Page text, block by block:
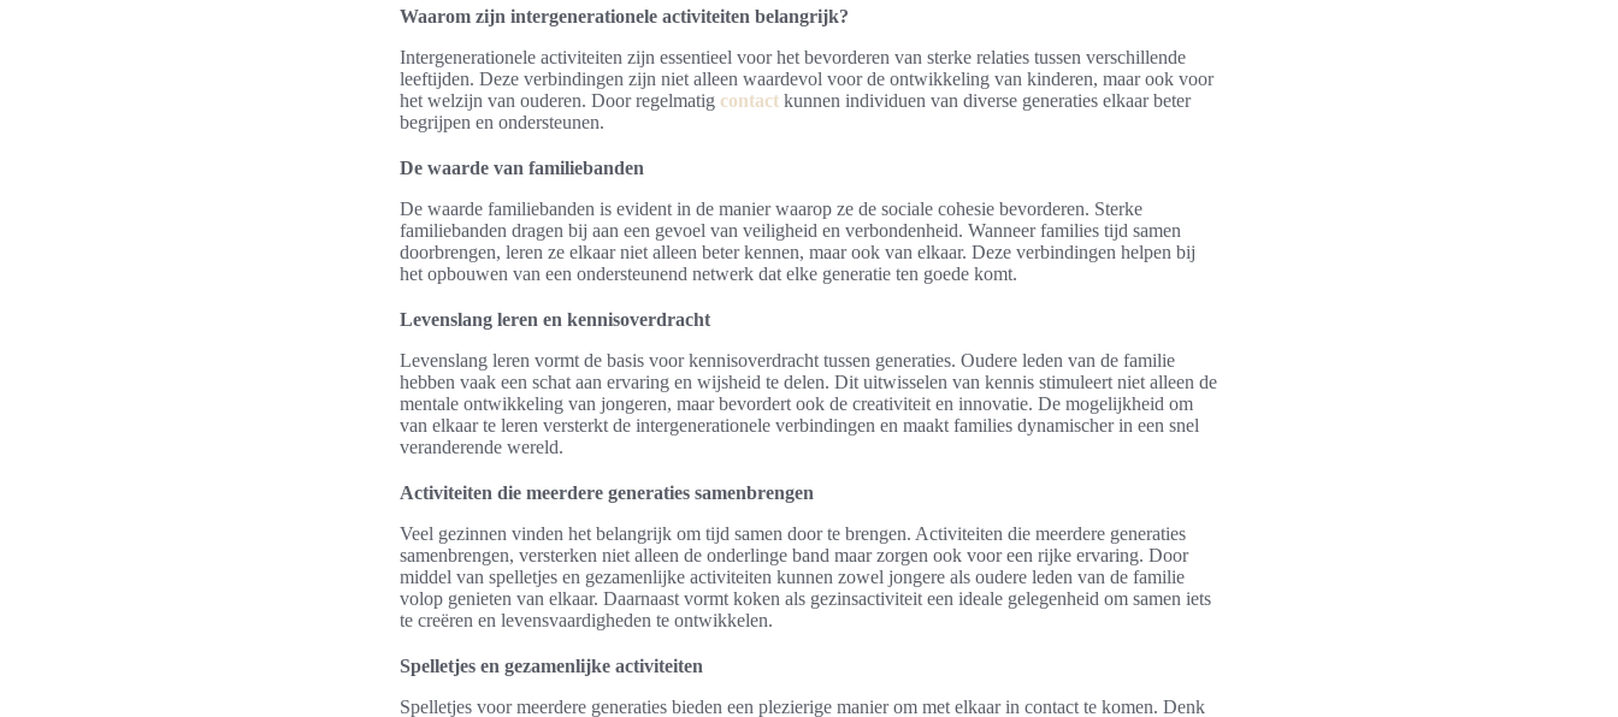
Waarom zijn intergenerationele activiteiten belangrijk?
Intergenerationele activiteiten zijn essentieel voor het bevorderen van sterke relaties tussen verschillende
leeftijden. Deze verbindingen zijn niet alleen waardevol voor de ontwikkeling van kinderen, maar ook voor
het welzijn van ouderen. Door regelmatig contact kunnen individuen van diverse generaties elkaar beter
begrijpen en ondersteunen.
De waarde van familiebanden
De waarde familiebanden is evident in de manier waarop ze de sociale cohesie bevorderen. Sterke
familiebanden dragen bij aan een gevoel van veiligheid en verbondenheid. Wanneer families tijd samen
doorbrengen, leren ze elkaar niet alleen beter kennen, maar ook van elkaar. Deze verbindingen helpen bij
het opbouwen van een ondersteunend netwerk dat elke generatie ten goede komt.
Levenslang leren en kennisoverdracht
Levenslang leren vormt de basis voor kennisoverdracht tussen generaties. Oudere leden van de familie
hebben vaak een schat aan ervaring en wijsheid te delen. Dit uitwisselen van kennis stimuleert niet alleen de
mentale ontwikkeling van jongeren, maar bevordert ook de creativiteit en innovatie. De mogelijkheid om
van elkaar te leren versterkt de intergenerationele verbindingen en maakt families dynamischer in een snel
veranderende wereld.
Activiteiten die meerdere generaties samenbrengen
Veel gezinnen vinden het belangrijk om tijd samen door te brengen. Activiteiten die meerdere generaties
samenbrengen, versterken niet alleen de onderlinge band maar zorgen ook voor een rijke ervaring. Door
middel van spelletjes en gezamenlijke activiteiten kunnen zowel jongere als oudere leden van de familie
volop genieten van elkaar. Daarnaast vormt koken als gezinsactiviteit een ideale gelegenheid om samen iets
te creëren en levensvaardigheden te ontwikkelen.
Spelletjes en gezamenlijke activiteiten
Spelletjes voor meerdere generaties bieden een plezierige manier om met elkaar in contact te komen. Denk